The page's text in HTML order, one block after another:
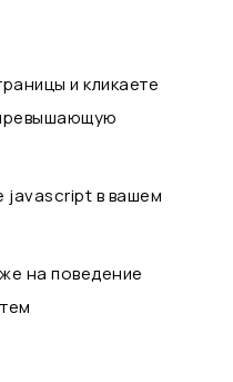
и кликаете
javascript в вашем
на поведение